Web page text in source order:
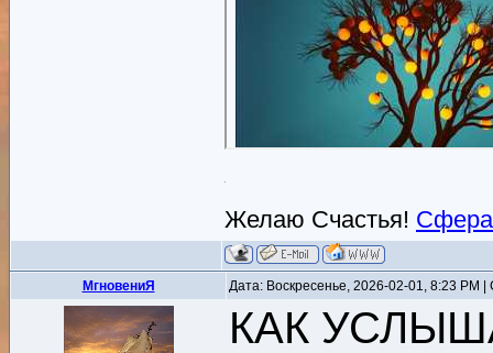
Желаю Счастья! Сфера
MгновениЯ Дата: Воскресенье, 2026-02-01, 8:23 PM
КАК